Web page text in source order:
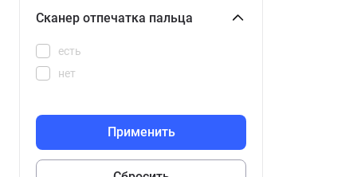
Сканер отпечатка пальца
есть
нет